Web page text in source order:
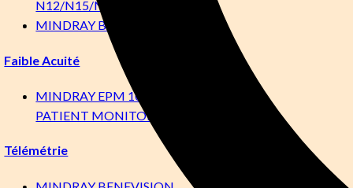
N12/N15/N17
MINDRAY BENEVISION N1
Faible Acuité
MINDRAY EPM 10M/12M
PATIENT MONITORS
Télémétrie